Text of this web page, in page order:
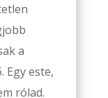
a
Egy este,
rólad.